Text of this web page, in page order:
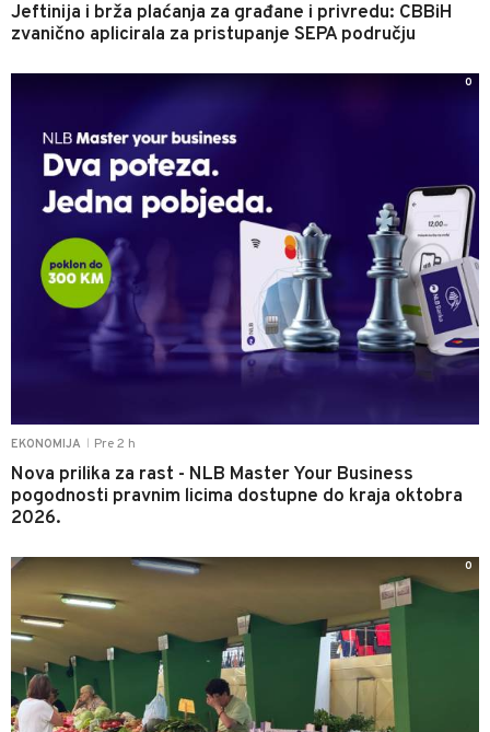
Jeftinija i brža plaćanja za građane i privredu: CBBiH
zvanično aplicirala za pristupanje SEPA području
EKONOMIJA Pre 2 h
Nova prilika za rast - NLB Master Your Business
pogodnosti pravnim licima dostupne do kraja oktobra
2026.
0
0